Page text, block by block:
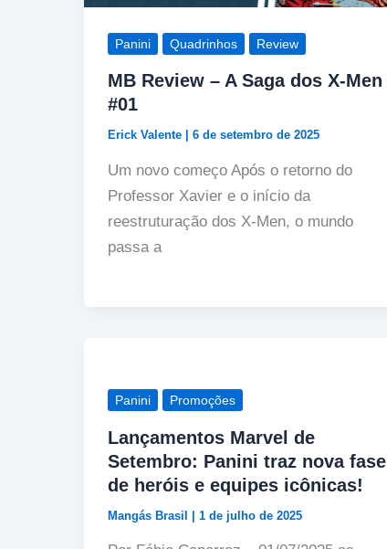
Panini Quadrinhos Review
MB Review – A Saga dos X-Men
#01
Erick Valente 6 de setembro de 2025
Um novo começo Após o retorno do
Professor Xavier e o início da
reestruturação dos X-Men, o mundo
passa a
Panini Promoções
Lançamentos Marvel de
Setembro: Panini traz nova fase
de heróis e equipes icônicas!
Mangás Brasil | 1 de julho de 2025